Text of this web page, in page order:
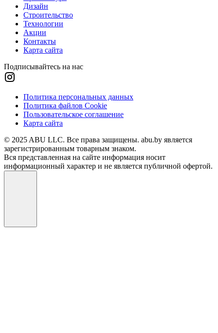
Дизайн
Строительство
Технологии
Акции
Контакты
Карта сайта
Подписывайтесь на нас
Политика персональных данных
Политика файлов Cookie
Пользовательское соглашение
Карта сайта
© 2025 ABU LLC. Все права защищены. abu.by является
зарегистрированным товарным знаком.
Вся представленная на сайте информация носит
информационный характер и не является публичной офертой.